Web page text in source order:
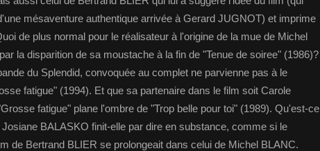
mésaventure authentique arrivée à Gerard JUGNOT) et imprime
de plus normal pour le réalisateur à l'origine de la mue de Michel
la disparition de sa moustache à la fin de "Tenue de soiree" (1986)?
du Splendid, convoquée au complet ne parvienne pas à le
fatigue" (1994). Et que sa partenaire dans le film soit Carole
fatigue" plane l'ombre de "Trop belle pour toi" (1989). Qu'est-ce
BALASKO finit-elle par dire en substance, comme si le
de Bertrand BLIER se prolongeait dans celui de Michel BLANC.